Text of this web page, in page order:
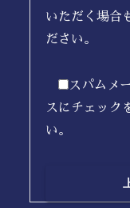
いただく場合
ださい。
スパムメ
スにチェック
い。